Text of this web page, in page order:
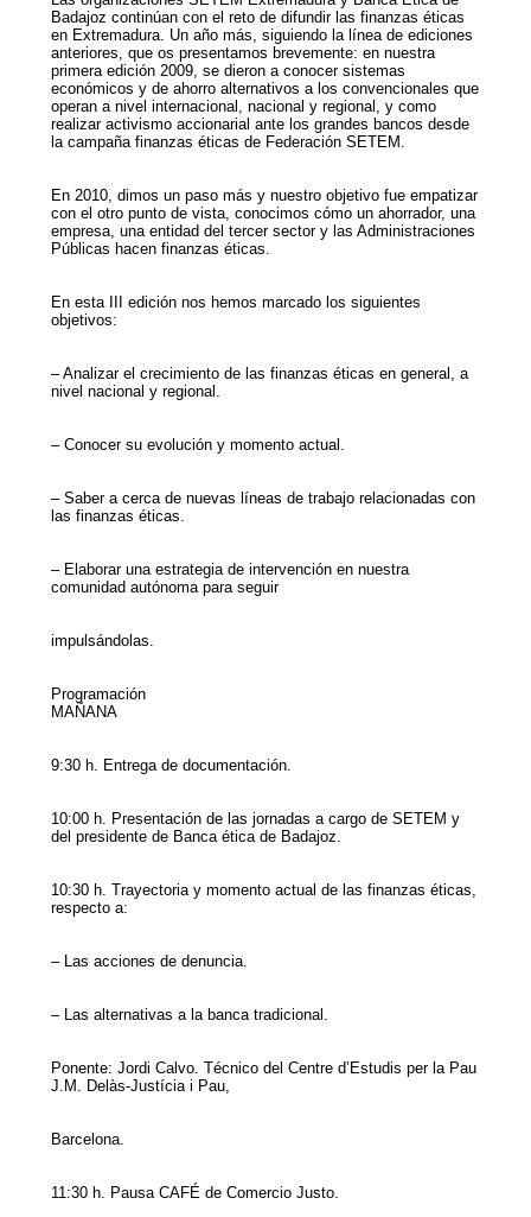
Badajoz continúan con el reto de difundir las finanzas éticas
en Extremadura. Un año más, siguiendo la línea de ediciones
anteriores, que os presentamos brevemente: en nuestra
primera edición 2009, se dieron a conocer sistemas
económicos y de ahorro alternativos a los convencionales que
operan a nivel internacional, nacional y regional, y como
realizar activismo accionarial ante los grandes bancos desde
la campaña finanzas éticas de Federación SETEM.
En 2010, dimos un paso más y nuestro objetivo fue empatizar
con el otro punto de vista, conocimos cómo un ahorrador, una
empresa, una entidad del tercer sector y las Administraciones
Públicas hacen finanzas éticas.
En esta III edición nos hemos marcado los siguientes
objetivos:
– Analizar el crecimiento de las finanzas éticas en general, a
nivel nacional y regional.
– Conocer su evolución y momento actual.
– Saber a cerca de nuevas líneas de trabajo relacionadas con
las finanzas éticas.
– Elaborar una estrategia de intervención en nuestra
comunidad autónoma para seguir
impulsándolas.
Programación
MAÑANA
9:30 h. Entrega de documentación.
10:00 h. Presentación de las jornadas a cargo de SETEM y
del presidente de Banca ética de Badajoz.
10:30 h. Trayectoria y momento actual de las finanzas éticas,
respecto a:
– Las acciones de denuncia.
– Las alternativas a la banca tradicional.
Ponente: Jordi Calvo. Técnico del Centre d’Estudis per la Pau
J.M. Delàs-Justícia i Pau,
Barcelona.
11:30 h. Pausa CAFÉ de Comercio Justo.